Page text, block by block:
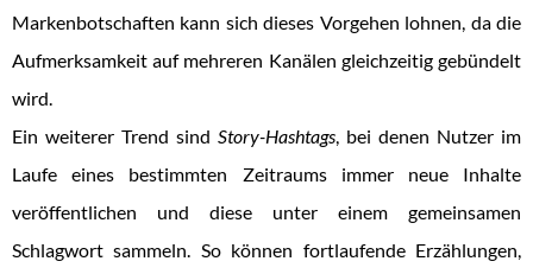
Markenbotschaften kann sich dieses Vorgehen lohnen, da die
Aufmerksamkeit auf mehreren Kanälen gleichzeitig gebündelt
wird.
Ein weiterer Trend sind Story-Hashtags, bei denen Nutzer im
Laufe eines bestimmten Zeitraums immer neue Inhalte
veröffentlichen und diese unter einem gemeinsamen
Schlagwort sammeln. So können fortlaufende Erzählungen,